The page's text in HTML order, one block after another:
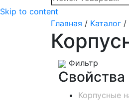
Skip to content
Главная / Каталог /
Фильтр
Свойства
Корпусные